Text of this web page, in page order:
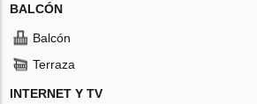
BALCÓN
Balcón
Terraza
INTERNET Y TV